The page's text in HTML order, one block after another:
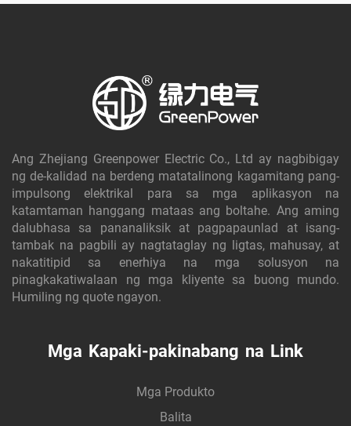
Ang Zhejiang Greenpower Electric Co., Ltd ay nagbibigay
ng de-kalidad na berdeng matatalinong kagamitang pang-
impulsong elektrikal para sa mga aplikasyon na
katamtaman hanggang mataas ang boltahe. Ang aming
dalubhasa sa pananaliksik at pagpapaunlad at isang-
tambak na pagbili ay nagtataglay ng ligtas, mahusay, at
nakatitipid sa enerhiya na mga solusyon na
pinagkakatiwalaan ng mga kliyente sa buong mundo.
Humiling ng quote ngayon.
Mga Kapaki-pakinabang na Link
Mga Produkto
Balita